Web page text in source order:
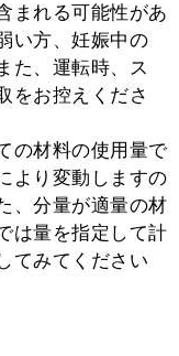
まれる可能性があ
い方、妊娠中の
た、運転時、ス
をお控えくださ
の材料の使用量で
より変動しますの
、分量が適量の材
は量を指定して計
てみてください